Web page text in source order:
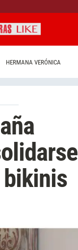
HERMANA VERÓNICA
bikinis